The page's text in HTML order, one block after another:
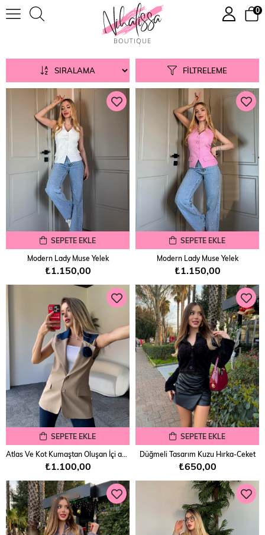
0
FILTRELEME
SIRALAMA
SEPETE EKLE
Modern Lady Muse Yelek
₺1.150,00
SEPETE EKLE
Modern Lady Muse Yelek
₺1.150,00
SEPETE EKLE
Atlas Ve Kot Kumaştan Oluşan İçi astarlı Gül broşlu Kolsuz Blazer Ceket
₺1.100,00
SEPETE EKLE
Düğmeli Tasarım Kuzu Hırka-Ceket
₺650,00